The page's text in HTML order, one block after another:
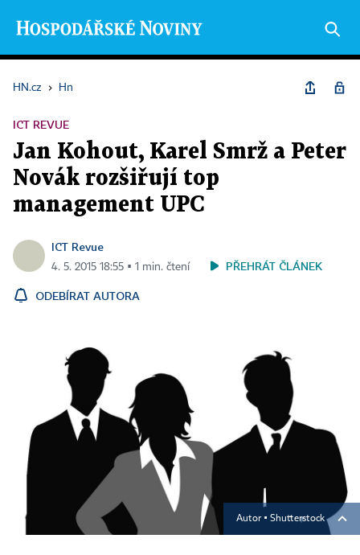
HN.cz › Hn
ICT REVUE
Jan Kohout, Karel Smrž a Peter
Novák rozšiřují top
management UPC
ICT Revue
4. 5. 2015 18:55 ▪ 1 min. čtení PŘEHRÁT ČLÁNEK
ODEBÍRAT AUTORA
Autor ▪ Shutterstock